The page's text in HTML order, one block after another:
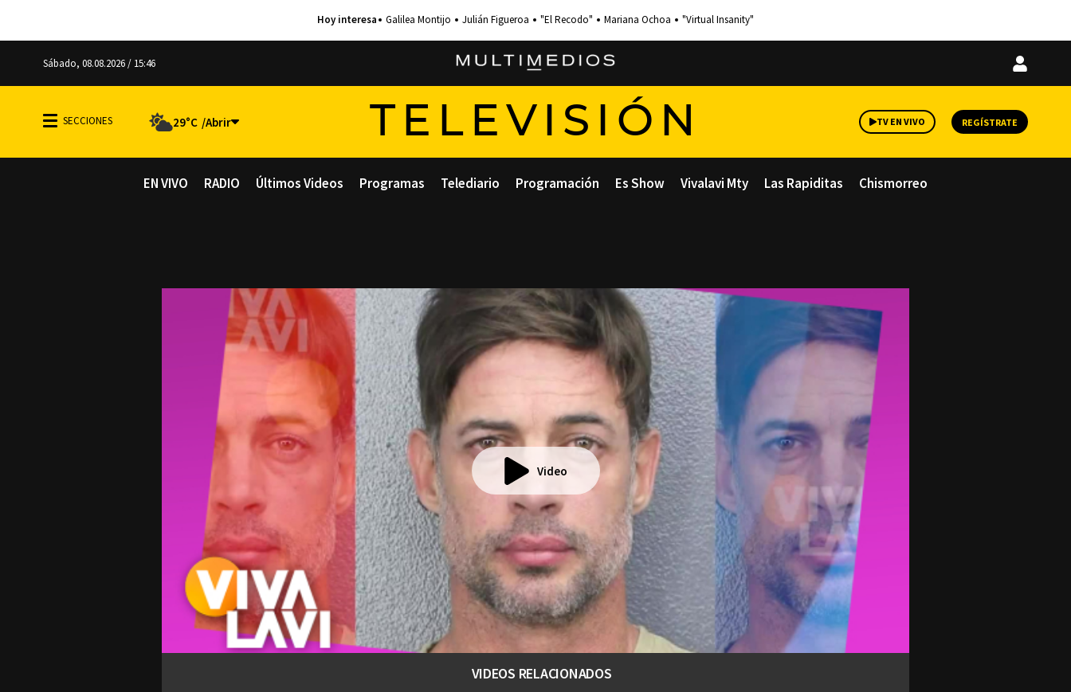
Galilea Montijo Julián Figueroa "El Recodo" Mariana Ochoa "Virtual Insanity"
Sábado, 08.08.2026 / 15:46
Iniciar
29°C TELEVISIÓN TV EN VIVO REGÍSTRATE
EN VIVO RADIO Últimos Videos Programas Telediario Programación Es Show Vivalavi Mty Las Rapiditas Chismorreo
Video
VIDEOS RELACIONADOS